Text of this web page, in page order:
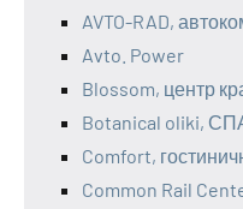
AVTO-RAD,
Avto. Power
Blossom, центр
Botanical oliki,
Comfort,
Common Rail